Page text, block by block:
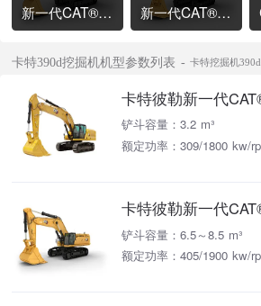
新一代CAT®336 液压挖掘机 新一代CAT®320 液压挖掘机
卡特390d挖掘机机型参数列表 卡特挖掘机
卡特彼勒新一代
铲斗容量：3.2 m³
额定功率：309/1800 kw/
卡特彼勒新一代
铲斗容量：6.5～8.5 m³
额定功率：405/1900 kw/